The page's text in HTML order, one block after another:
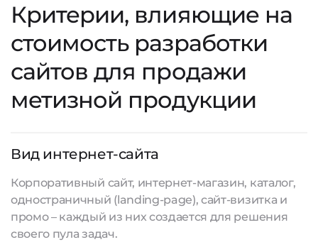
Критерии, влияющие на
стоимость разработки
сайтов для продажи
метизной продукции
Вид интернет-сайта
Корпоративный сайт, интернет-магазин, каталог,
одностраничный (landing-page), сайт-визитка и
промо – каждый из них создается для решения
своего пула задач.